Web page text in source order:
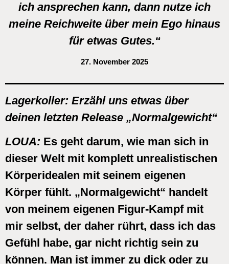
ich ansprechen kann, dann nutze ich
meine Reichweite über mein Ego hinaus
für etwas Gutes.“
27. November 2025
Lagerkoller: Erzähl uns etwas über
deinen letzten Release „Normalgewicht“
LOUA: Es geht darum, wie man sich in
dieser Welt mit komplett unrealistischen
Körperidealen mit seinem eigenen
Körper fühlt. „Normalgewicht“ handelt
von meinem eigenen Figur-Kampf mit
mir selbst, der daher rührt, dass ich das
Gefühl habe, gar nicht richtig sein zu
können. Man ist immer zu dick oder zu